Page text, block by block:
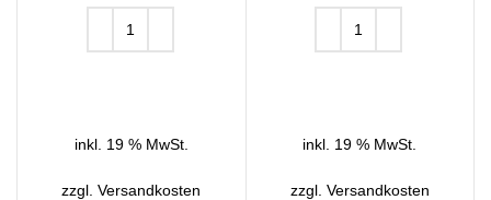
inkl. 19 % MwSt.
zzgl.Versandkosten
inkl. 19 % MwSt.
zzgl. Versandkosten